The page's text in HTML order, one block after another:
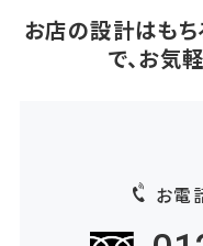
お店の設計はも
で、お気
お電